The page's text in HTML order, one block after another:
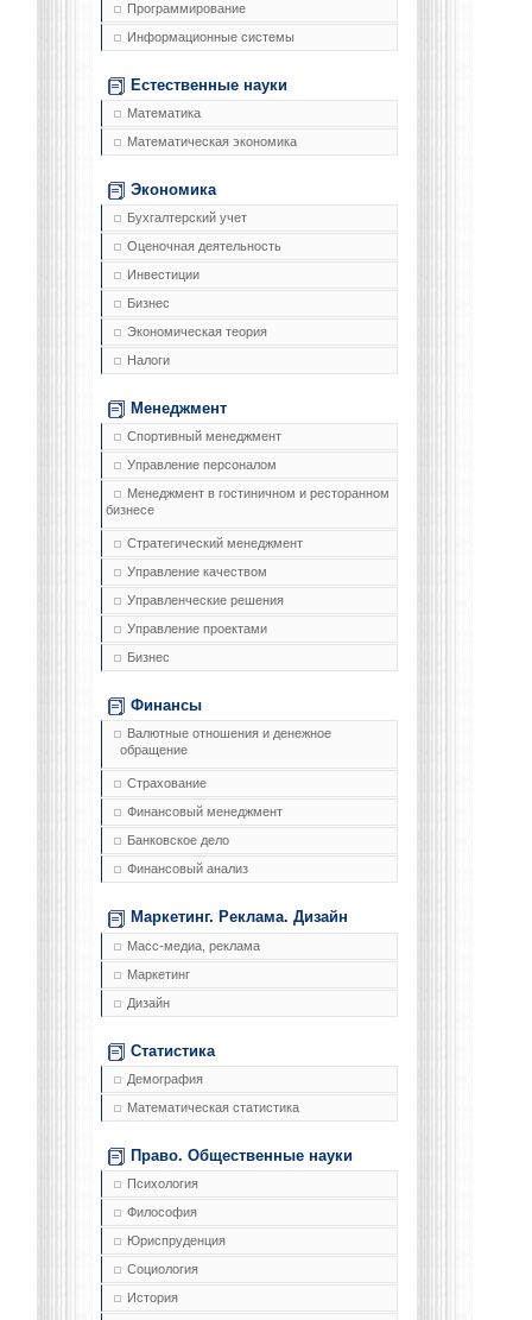
Программирование
Информационные системы
Естественные науки
Математика
Математическая экономика
Экономика
Бухгалтерский учет
Оценочная деятельность
Инвестиции
Бизнес
Экономическая теория
Налоги
Менеджмент
Спортивный менеджмент
Управление персоналом
Менеджмент в гостиничном и ресторанном
бизнесе
Стратегический менеджмент
Управление качеством
Управленческие решения
Управление проектами
Бизнес
Финансы
Валютные отношения и денежное
обращение
Страхование
Финансовый менеджмент
Банковское дело
Финансовый анализ
Маркетинг. Реклама. Дизайн
Масс-медиа, реклама
Маркетинг
Дизайн
Статистика
Демография
Математическая статистика
Право. Общественные науки
Психология
Философия
Юриспруденция
Социология
История